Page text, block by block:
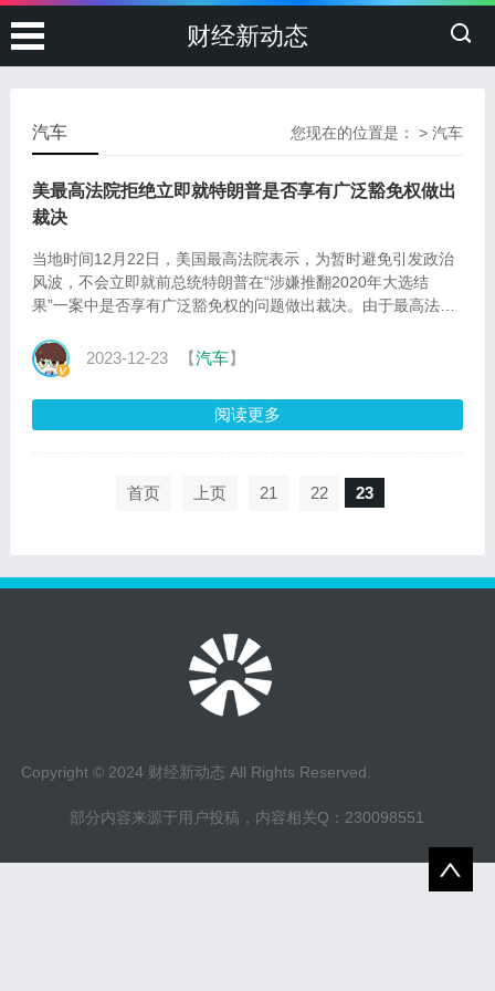
财经新动态
您现在的位置是： >汽车
汽车
美最高法院拒绝立即就特朗普是否享有广泛豁免权做出
裁决
当地时间12月22日，美国最高法院表示，为暂时避免引发政治
风波，不会立即就前总统特朗普在“涉嫌推翻2020年大选结
果”一案中是否享有广泛豁免权的问题做出裁决。由于最高法院
问题，并定于2024年1月9日听取口头辩论。(央视记者 刘骁
骞）【
2023-12-23 【汽车】
阅读更多
首页 上页 21 22 23
Copyright © 2024 财经新动态 All Rights Reserved.
部分内容来源于用户投稿，内容相关Q：230098551